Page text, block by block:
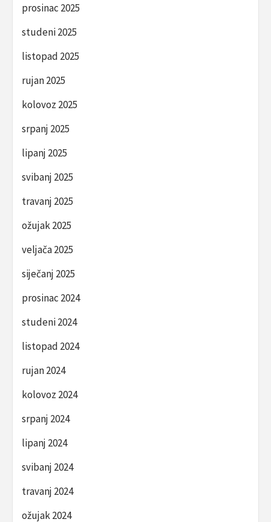
prosinac 2025
studeni 2025
listopad 2025
rujan 2025
kolovoz 2025
srpanj 2025
lipanj 2025
svibanj 2025
travanj 2025
ožujak 2025
veljača 2025
siječanj 2025
prosinac 2024
studeni 2024
listopad 2024
rujan 2024
kolovoz 2024
srpanj 2024
lipanj 2024
svibanj 2024
travanj 2024
ožujak 2024